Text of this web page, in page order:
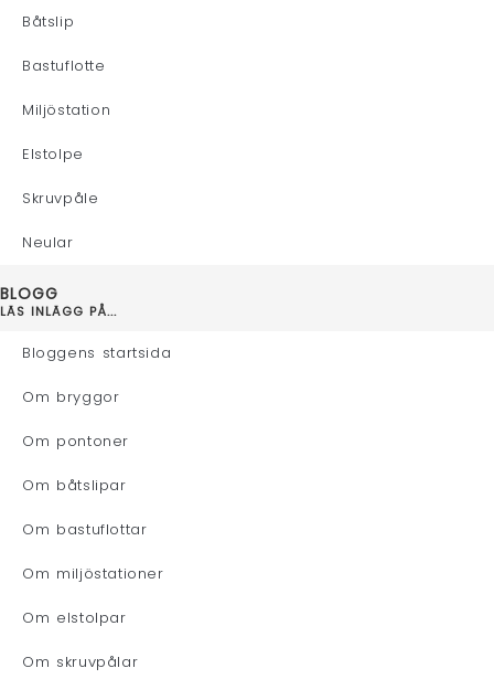
Båtslip
Bastuflotte
Miljöstation
Elstolpe
Skruvpåle
Neular
BLOGG
LÄS INLÄGG PÅ...
Bloggens startsida
Om bryggor
Om pontoner
Om båtslipar
Om bastuflottar
Om miljöstationer
Om elstolpar
Om skruvpålar